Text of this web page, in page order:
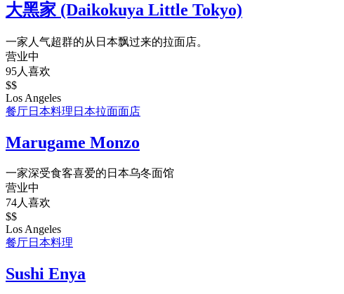
大黑家 (Daikokuya Little Tokyo)
一家人气超群的从日本飘过来的拉面店。
营业中
95人喜欢
$$
Los Angeles
餐厅日本料理 日本拉面面店
Marugame Monzo
一家深受食客喜爱的日本乌冬面馆
营业中
74人喜欢
$$
Los Angeles
餐厅日本料理
Sushi Enya